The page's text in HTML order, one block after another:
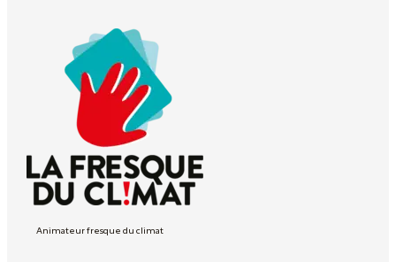
Animateur fresque du climat